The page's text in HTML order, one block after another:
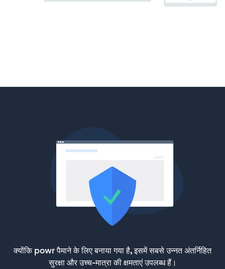
क्योंकि powr पैमाने के लिए बनाया गया है, इसमें सबसे उन्नत अंतर्निहित
सुरक्षा और उच्च-मात्रा की क्षमताएं उपलब्ध हैं।